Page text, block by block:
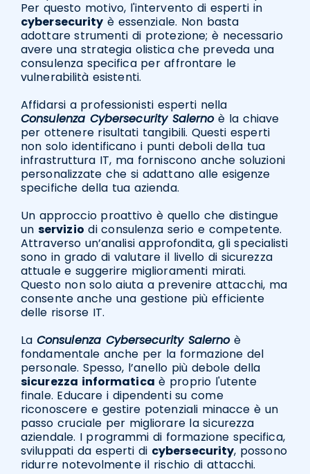
Per questo motivo, l'intervento di esperti in
cybersecurity è essenziale. Non basta
adottare strumenti di protezione; è necessario
avere una strategia olistica che preveda una
consulenza specifica per affrontare le
vulnerabilità esistenti.
Affidarsi a professionisti esperti nella
Consulenza Cybersecurity Salernoè la chiave
per ottenere risultati tangibili. Questi esperti
non solo identificano i punti deboli della tua
infrastruttura IT, ma forniscono anche soluzioni
personalizzate che si adattano alle esigenze
specifiche della tua azienda.
Un approccio proattivo è quello che distingue
un servizio di consulenza serio e competente.
Attraverso un’analisi approfondita, gli specialisti
sono in grado di valutare il livello di sicurezza
attuale e suggerire miglioramenti mirati.
Questo non solo aiuta a prevenire attacchi, ma
consente anche una gestione più efficiente
delle risorse IT.
La Consulenza Cybersecurity Salernoè
fondamentale anche per la formazione del
personale. Spesso, l’anello più debole della
sicurezza informatica è proprio l'utente
finale. Educare i dipendenti su come
riconoscere e gestire potenziali minacce è un
passo cruciale per migliorare la sicurezza
aziendale. I programmi di formazione specifica,
sviluppati da esperti di cybersecurity, possono
ridurre notevolmente il rischio di attacchi.